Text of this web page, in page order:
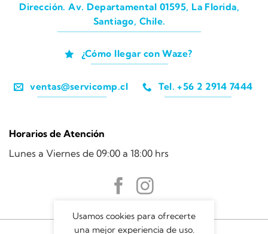
Dirección. Av. Departamental 01595, La Florida,
Santiago, Chile.
¿Cómo llegar con Waze?
ventas@servicomp.cl Tel. +56 2 2914 7444
Horarios de Atención
Lunes a Viernes de 09:00 a 18:00 hrs
Usamos cookies para ofrecerte
una mejor experiencia de uso.